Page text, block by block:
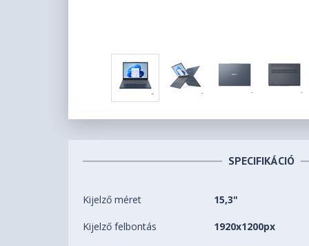
SPECIFIKÁCIÓ
Kijelző méret 15,3"
Kijelző felbontás 1920x1200px